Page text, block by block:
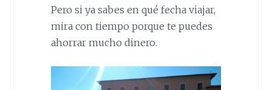
Pero si ya sabes en qué fecha viajar,
mira con tiempo porque te puedes
ahorrar mucho dinero.